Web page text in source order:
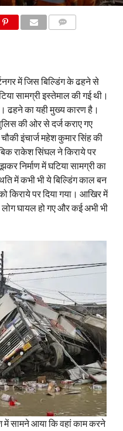
में जिस बिल्डिंग के ढहने से
सामग्री इस्तेमाल की गई थी।
ढहने का यही मुख्य कारण है।
की ओर से दर्ज कराए गए
इंचार्ज महेश कुमार सिंह की
राकेश सिंघल ने किराये पर
निर्माण में घटिया सामग्री का
में कभी भी ये बिल्डिंग काल बन
किराये पर दिया गया। आखिर में
घायल हो गए और कई अभी भी
सामने आया कि वहां काम करने